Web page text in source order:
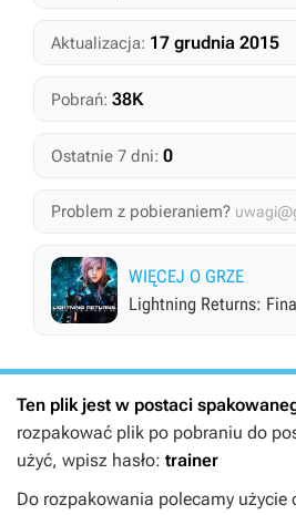
Aktualizacja: 17 grudnia 2015
Pobrań: 38K
Ostatnie 7 dni: 0
Problem z pobieraniem?
WIĘCEJ O GRZE
Lightning Returns:
Ten plik jest w postaci
rozpakować plik po pobraniu do
użyć, wpisz hasło: trainer
Do rozpakowania polecamy użycie